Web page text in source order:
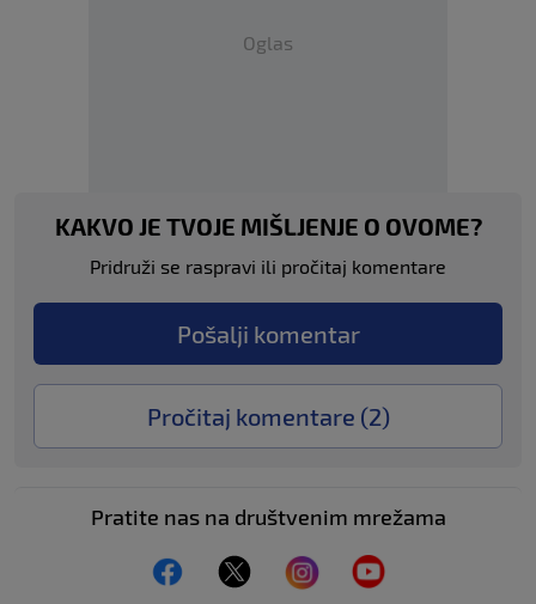
Oglas
KAKVO JE TVOJE MIŠLJENJE O OVOME?
Pridruži se raspravi ili pročitaj komentare
Pošalji komentar
Pročitaj komentare (2)
Pratite nas na društvenim mrežama